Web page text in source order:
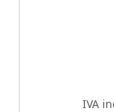
IVA